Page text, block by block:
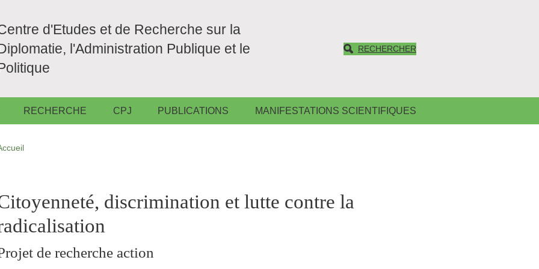
d'Etudes et de Recherche sur la
l'Administration Publique et le
RECHERCHER
RECHERCHE CPJ PUBLICATIONS MANIFESTATIONS SCIENTIFIQUES
d'Ariane
Sidebar discrimination et lutte contre la
de recherche action